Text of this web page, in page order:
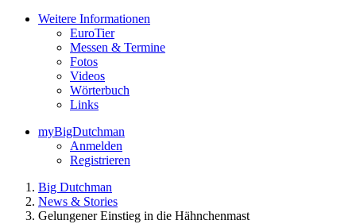
Weitere Informationen
EuroTier
Messen & Termine
Fotos
Videos
Wörterbuch
Links
myBigDutchman
Anmelden
Registrieren
Big Dutchman
News & Stories
Gelungener Einstieg in die Hähnchenmast